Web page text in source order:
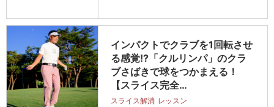
インパクトでクラブを1回転させ
る感覚!?「クルリンパ」のクラ
ブさばきで球をつかまえる！
【スライス完全…
スライス解消 レッスン